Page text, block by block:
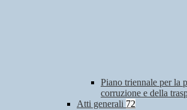
Piano triennale per la
corruzione e della
Atti generali 72